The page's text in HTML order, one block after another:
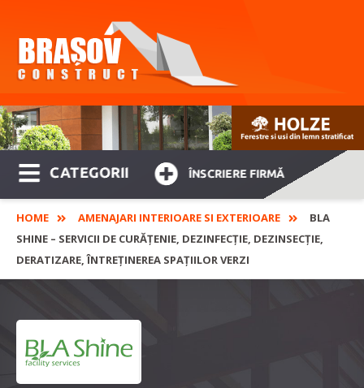
CATEGORII ÎNSCRIERE FIRMĂ
HOME AMENAJARI INTERIOARE SI EXTERIOARE
BLA
SHINE – SERVICII DE CURĂȚENIE, DEZINFECȚIE, DEZINSECȚIE,
DERATIZARE, ÎNTREȚINEREA SPAȚIILOR VERZI